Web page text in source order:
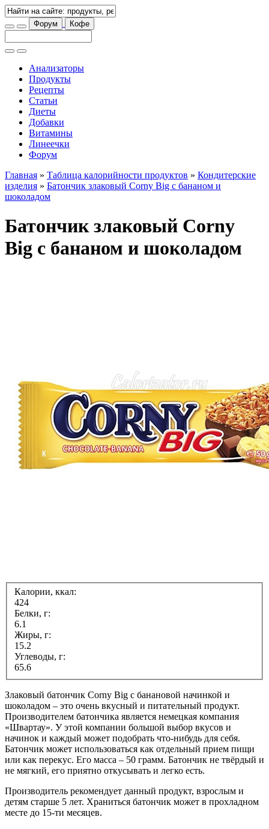
Форум Кофе
Анализаторы
Продукты
Рецепты
Статьи
Диеты
Добавки
Витамины
Линеечки
Форум
Главная » Таблица калорийности продуктов » Кондитерские
изделия » Батончик злаковый Corny Big с бананом и
шоколадом
Батончик злаковый Corny
Big с бананом и шоколадом
Калории, ккал:
424
Белки, г:
6.1
Жиры, г:
15.2
Углеводы, г:
65.6
Злаковый батончик Соrny Big с банановой начинкой и
шоколадом – это очень вкусный и питательный продукт.
Производителем батончика является немецкая компания
«Швартау». У этой компании большой выбор вкусов и
начинок и каждый может подобрать что-нибудь для себя.
Батончик может использоваться как отдельный прием пищи
или как перекус. Его масса – 50 грамм. Батончик не твёрдый и
не мягкий, его приятно откусывать и легко есть.
Производитель рекомендует данный продукт, взрослым и
детям старше 5 лет. Храниться батончик может в прохладном
месте до 15-ти месяцев.